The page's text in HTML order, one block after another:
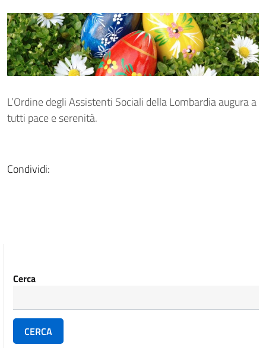
L’Ordine degli Assistenti Sociali della Lombardia augura a
tutti pace e serenità.
Condividi:
Cerca
CERCA